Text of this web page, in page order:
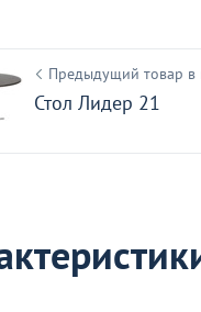
Предыдущий товар в
Стол Лидер 21
Акции